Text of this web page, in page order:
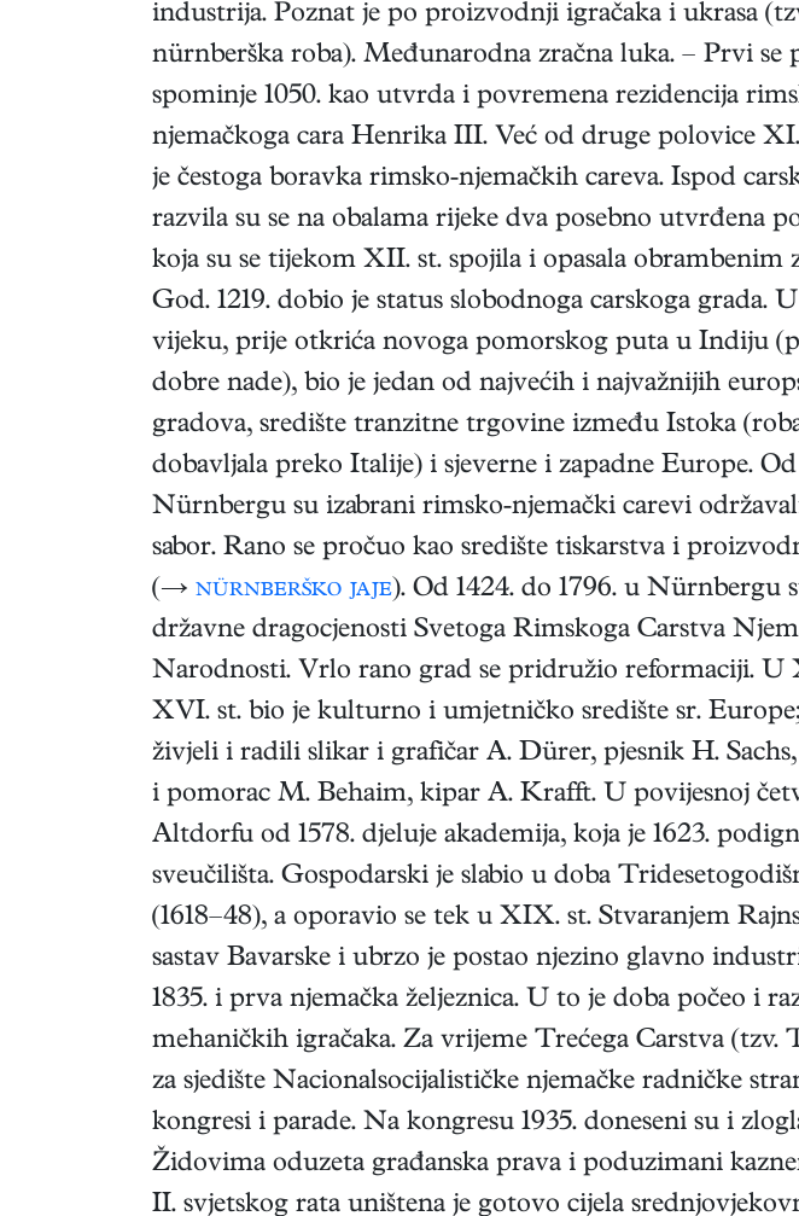
industrija. Poznat je po proizvodnji igračaka i ukrasa
nürnberška roba). Međunarodna zračna luka. – Prvi se
spominje 1050. kao utvrda i povremena rezidencija
njemačkoga cara Henrika III. Već od druge polovice
je čestoga boravka rimsko-njemačkih careva. Ispod
razvila su se na obalama rijeke dva posebno utvrđena
koja su se tijekom XII. st. spojila i opasala obrambenim
God. 1219. dobio je status slobodnoga carskoga grada.
vijeku, prije otkrića novoga pomorskog puta u Indiju
dobre nade), bio je jedan od najvećih i najvažnijih
gradova, središte tranzitne trgovine između Istoka
dobavljala preko Italije) i sjeverne i zapadne Europe. Od
Nürnbergu su izabrani rimsko-njemački carevi
sabor. Rano se pročuo kao središte tiskarstva i
(→ nürnberško jaje). Od 1424. do 1796. u Nürnbergu
državne dragocjenosti Svetoga Rimskoga Carstva
Narodnosti. Vrlo rano grad se pridružio reformaciji. U
XVI. st. bio je kulturno i umjetničko središte sr.
živjeli i radili slikar i grafičar A. Dürer, pjesnik H.
i pomorac M. Behaim, kipar A. Krafft. U povijesnoj
Altdorfu od 1578. djeluje akademija, koja je 1623.
sveučilišta. Gospodarski je slabio u doba
(1618–48), a oporavio se tek u XIX. st. Stvaranjem
sastav Bavarske i ubrzo je postao njezino glavno
1835. i prva njemačka željeznica. U to je doba počeo i
mehaničkih igračaka. Za vrijeme Trećega Carstva
za sjedište Nacionalsocijalističke njemačke radničke
kongresi i parade. Na kongresu 1935. doneseni su i
Židovima oduzeta građanska prava i poduzimani
II. svjetskog rata uništena je gotovo cijela